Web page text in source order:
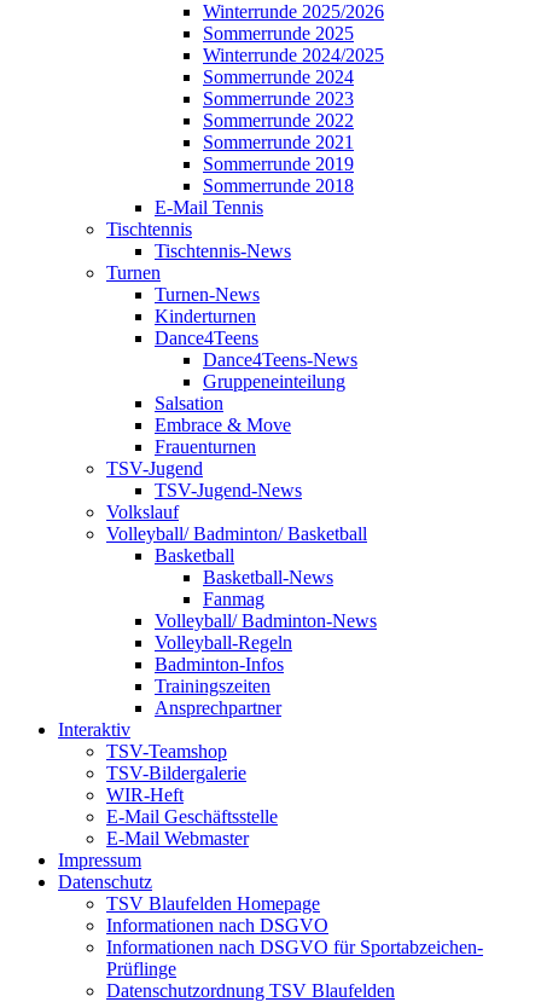
Winterrunde 2025/2026
Sommerrunde 2025
Winterrunde 2024/2025
Sommerrunde 2024
Sommerrunde 2023
Sommerrunde 2022
Sommerrunde 2021
Sommerrunde 2019
Sommerrunde 2018
E-Mail Tennis
Tischtennis
Tischtennis-News
Turnen
Turnen-News
Kinderturnen
Dance4Teens
Dance4Teens-News
Gruppeneinteilung
Salsation
Embrace & Move
Frauenturnen
TSV-Jugend
TSV-Jugend-News
Volkslauf
Volleyball/ Badminton/ Basketball
Basketball
Basketball-News
Fanmag
Volleyball/ Badminton-News
Volleyball-Regeln
Badminton-Infos
Trainingszeiten
Ansprechpartner
Interaktiv
TSV-Teamshop
TSV-Bildergalerie
WIR-Heft
E-Mail Geschäftsstelle
E-Mail Webmaster
Impressum
Datenschutz
TSV Blaufelden Homepage
Informationen nach DSGVO
Informationen nach DSGVO für Sportabzeichen-
Prüflinge
Datenschutzordnung TSV Blaufelden